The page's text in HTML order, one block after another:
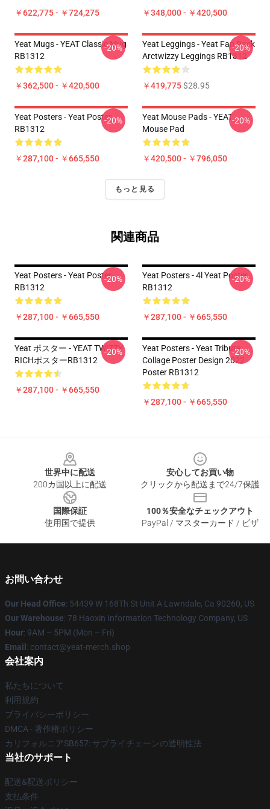
￥622,775 - ￥724,275 ￥348,000 - ￥420,500
Yeat Mugs - YEAT Classic Mug
RB1312
￥362,500 - ￥420,500
-20%
Yeat Leggings - Yeat Fan Pack
Arctwizzy Leggings RB1312
￥419,775$28.95
-20%
Yeat Posters - Yeat Poster
RB1312
￥287,100 - ￥665,550
-20%
Yeat Mouse Pads - YEAT
Mouse Pad
￥420,500 - ￥796,050
-20%
もっと見る
関連商品
Yeat Posters - Yeat Poster
RB1312
￥287,100 - ￥665,550
-20%
Yeat Posters - 4l Yeat Poster
RB1312
￥287,100 - ￥665,550
-20%
Yeat ポスター - YEAT TWIZZY
RICHポスターRB1312
￥287,100 - ￥665,550
-20%
Yeat Posters - Yeat Tribute
Collage Poster Design 2022
Poster RB1312
￥287,100 - ￥665,550
-20%
世界中に配送
200カ国以上に配送
安心してお買い物
クリックから配送まで24/7保護
国際保証
使用国で提供
100％安全なチェックアウト
PayPal / マスターカード / ビザ
お問い合わせ
Our Head Office: 54439 W 168Th St Unit A Lawndale, Ca 90260, US
Our Warehouse: 78 Haoxin Information Technology Company, US
Hour: 9AM – 5PM (Mon – Fri)
Email : contact@yeat-merch.shop
会社案内
私たちについて
利用規約
プライバシーポリシー
DMCA - 著作権ポリシー
カリフォルニアSB657: サプライチェーンの透明性法
当社のサポート
配送&配送ポリシー
支払条件